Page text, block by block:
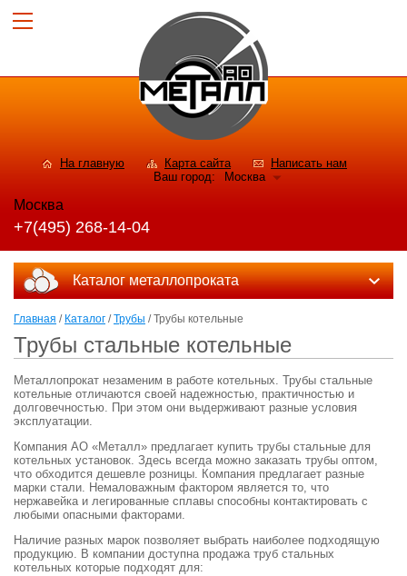
На главную Карта сайта
Написать нам
Ваш город:
Москва
Москва
+7(495) 268-14-04
Каталог металлопроката
Главная / Каталог /Трубы / Трубы котельные
Трубы стальные котельные
Металлопрокат незаменим в работе котельных. Трубы стальные
котельные отличаются своей надежностью, практичностью и
долговечностью. При этом они выдерживают разные условия
эксплуатации.
Компания АО «Металл» предлагает купить трубы стальные для
котельных установок. Здесь всегда можно заказать трубы оптом,
что обходится дешевле розницы. Компания предлагает разные
марки стали. Немаловажным фактором является то, что
нержавейка и легированные сплавы способны контактировать с
любыми опасными факторами.
Наличие разных марок позволяет выбрать наиболее подходящую
продукцию. В компании доступна продажа труб стальных
котельных которые подходят для: